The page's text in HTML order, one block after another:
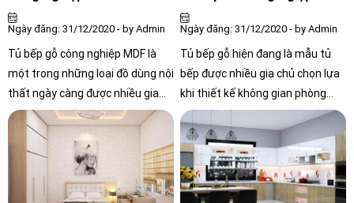
Đẹp
Ngày đăng: 31/12/2020 - by Admin
Tủ bếp gỗ công nghiệp MDF là
một trong những loại đồ dùng nội
thất ngày càng được nhiều gia
đình ưa chuộng hơn nhờ những
điểm vượt trội của nó. Bên cạnh
đó, tủ bếp gỗ là nơi thường xuyên
tiếp xúc với dầu mỡ nên tình
trạng hư hỏng hoặc giảm tuổi
Thế Nào?
Ngày đăng: 31/12/2020 - by Admin
Tủ bếp gỗ hiện đang là mẫu tủ
bếp được nhiều gia chủ chọn lựa
khi thiết kế không gian phòng
bếp nhà mình. Với các đặc tính
nổi bật về kiểu dáng đến chất
lượng, đặc biệt là tủ bếp gỗ công
nghiệp MDF Acrylic, luôn làm hài
lòng người tiêu dùng.